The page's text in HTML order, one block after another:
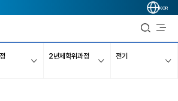
KOR
2년제학위과정 전기